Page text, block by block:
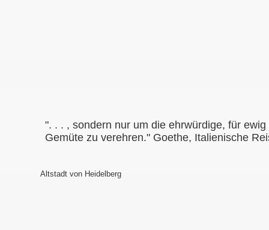
". . . , sondern nur um die ehrwürdige, für ewig
Gemüte zu verehren." Goethe, Italienische
Altstadt von Heidelberg